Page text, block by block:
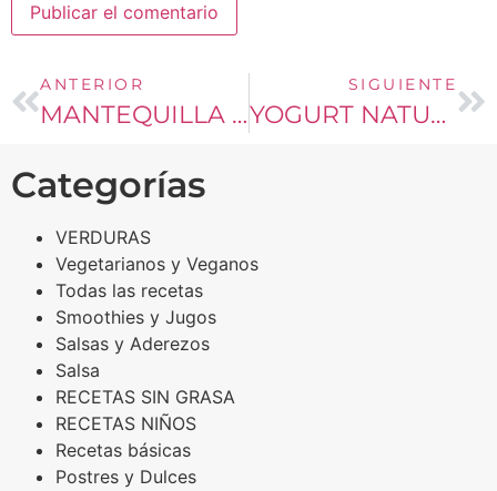
ANTERIOR
MANTEQUILLA DE MANÍ
SIGUIENTE
YOGURT NATURAL
Categorías
VERDURAS
Vegetarianos y Veganos
Todas las recetas
Smoothies y Jugos
Salsas y Aderezos
Salsa
RECETAS SIN GRASA
RECETAS NIÑOS
Recetas básicas
Postres y Dulces